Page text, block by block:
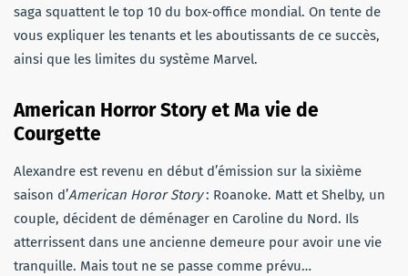
saga squattent le top 10 du box-office mondial. On tente de
vous expliquer les tenants et les aboutissants de ce succès,
ainsi que les limites du système Marvel.
American Horror Story et Ma vie de
Courgette
Alexandre est revenu en début d’émission sur la sixième
saison d’American Horor Story: Roanoke. Matt et Shelby, un
couple, décident de déménager en Caroline du Nord. Ils
atterrissent dans une ancienne demeure pour avoir une vie
tranquille. Mais tout ne se passe comme prévu…